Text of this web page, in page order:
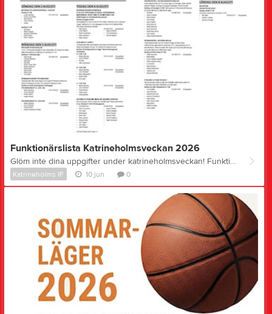
Funktionärslista Katrineholmsveckan 2026
Glöm inte dina uppgifter under katrineholmsveckan! Funktionärslista K-veckan 2026.pdf
Katrineholms IF 10 jun 0